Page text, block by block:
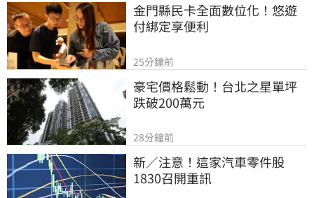
金門縣民卡全面數位化！悠遊
付綁定享便利
25分鐘前
豪宅價格鬆動！台北之星單坪
跌破200萬元
28分鐘前
新／注意！這家汽車零件股
1830召開重訊